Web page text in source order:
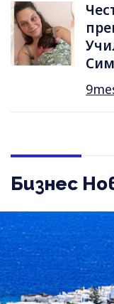
Бизнес